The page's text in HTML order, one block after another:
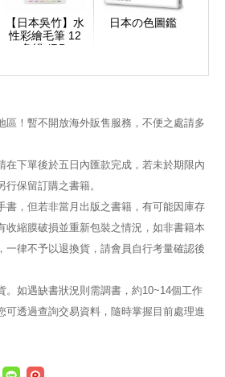
【日本吳竹】水
性彩繪毛筆 12
色組 (RB-
日本の色圖鑑
區！暫不開放海外販售服務，不便之處請多
在下單後於五日內匯款完成，若未於期限內
保留訂購之書籍。
書，但若非當月出版之書籍，有可能因庫存
收縮膜破損並重新包裝之情況，如非書籍本
一律不予以退換貨，請會員自行考量確認後
。如遇缺書狀況則需調書，約10~14個工作
可透過查詢交易資料，隨時掌握目前處理進